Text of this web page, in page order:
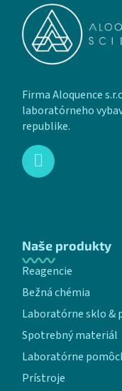
Firma Aloquence
laboratórneho
republike.
Naše produkty
Reagencie
Bežná chémia
Laboratórne sklo &
Spotrebný materiál
Laboratórne
Prístroje